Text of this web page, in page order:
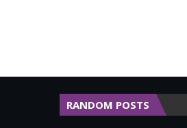
RANDOM POSTS